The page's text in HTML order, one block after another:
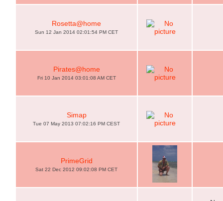
Rosetta@home
Sun 12 Jan 2014 02:01:54 PM CET
Pirates@home
Fri 10 Jan 2014 03:01:08 AM CET
Simap
Tue 07 May 2013 07:02:16 PM CEST
PrimeGrid
Sat 22 Dec 2012 09:02:08 PM CET